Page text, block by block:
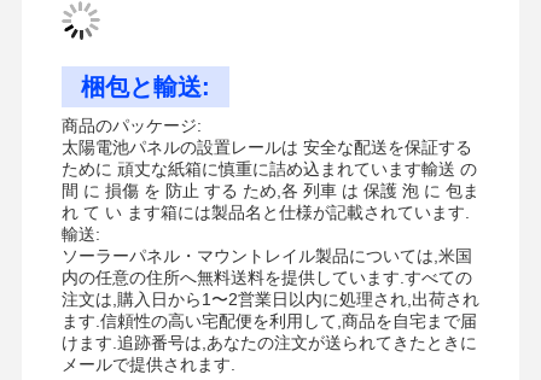
角チャネルビーム
管の地震補強装置
ケーブルトレイの地震支柱
4 地震 防護 方法
角ブラケット
レーズウェイのケーブルトレイ
ケーブルバスケット用アクセサリー
太陽光パネルのレールブレーキット
梱包と輸送:
商品のパッケージ:
太陽電池パネルの設置レールは 安全な配送を保証する
ために 頑丈な紙箱に慎重に詰め込まれています輸送 の
間 に 損傷 を 防止 する ため,各 列車 は 保護 泡 に 包ま
れ て い ます箱には製品名と仕様が記載されています.
輸送:
ソーラーパネル・マウントレイル製品については,米国
内の任意の住所へ無料送料を提供しています.すべての
注文は,購入日から1〜2営業日以内に処理され,出荷され
ます.信頼性の高い宅配便を利用して,商品を自宅まで届
けます.追跡番号は,あなたの注文が送られてきたときに
メールで提供されます.